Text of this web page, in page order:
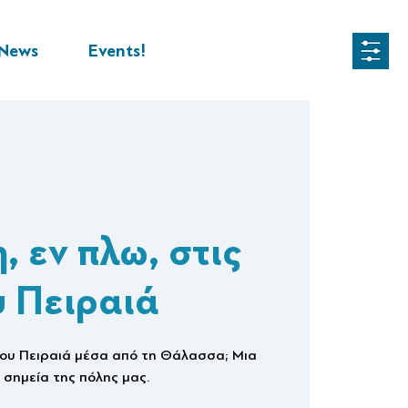
Events!
εν πλω, στις
Πειραιά
Πειραιά μέσα από τη Θάλασσα; Μια
της πόλης μας.